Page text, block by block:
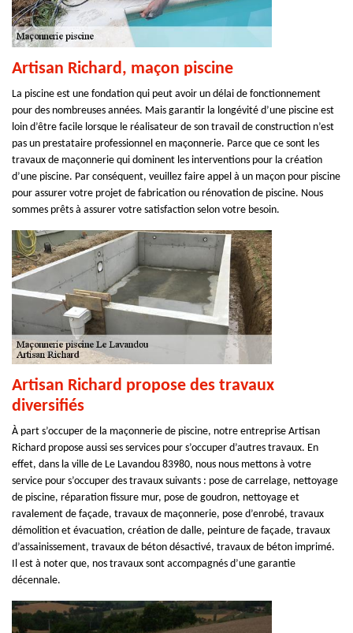
Artisan Richard, maçon piscine
La piscine est une fondation qui peut avoir un délai de fonctionnement
pour des nombreuses années. Mais garantir la longévité d’une piscine est
loin d’être facile lorsque le réalisateur de son travail de construction n’est
pas un prestataire professionnel en maçonnerie. Parce que ce sont les
travaux de maçonnerie qui dominent les interventions pour la création
d’une piscine. Par conséquent, veuillez faire appel à un maçon pour piscine
pour assurer votre projet de fabrication ou rénovation de piscine. Nous
sommes prêts à assurer votre satisfaction selon votre besoin.
Artisan Richard propose des travaux
diversifiés
À part s’occuper de la maçonnerie de piscine, notre entreprise Artisan
Richard propose aussi ses services pour s’occuper d’autres travaux. En
effet, dans la ville de Le Lavandou 83980, nous nous mettons à votre
service pour s’occuper des travaux suivants : pose de carrelage, nettoyage
de piscine, réparation fissure mur, pose de goudron, nettoyage et
ravalement de façade, travaux de maçonnerie, pose d’enrobé, travaux
démolition et évacuation, création de dalle, peinture de façade, travaux
d’assainissement, travaux de béton désactivé, travaux de béton imprimé.
Il est à noter que, nos travaux sont accompagnés d’une garantie
décennale.